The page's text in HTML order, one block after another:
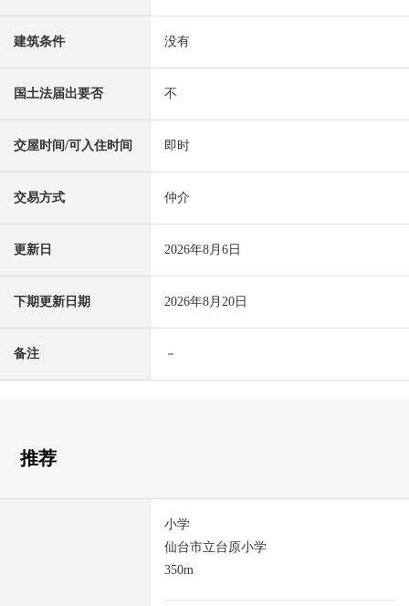
建筑条件 没有
国土法届出要否 不
交屋时间/可入住时间 即时
交易方式 仲介
更新日 2026年8月6日
下期更新日期 2026年8月20日
备注 －
推荐
小学
仙台市立台原小学
350m